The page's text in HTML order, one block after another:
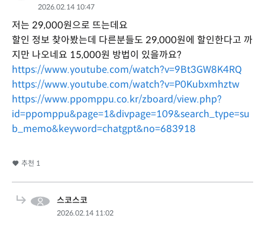
2026.02.14 10:47
저는 29,000원으로 뜨는데요
할인 정보 찾아봤는데 다른분들도 29,000원에 할인한다고 까
지만 나오네요 15,000원 방법이 있을까요?
https://www.youtube.com/watch?v=9Bt3GW8K4RQ
https://www.youtube.com/watch?v=P0Kubxmhztw
https://www.ppomppu.co.kr/zboard/view.php?
id=ppomppu&page=1&divpage=109&search_type=su
b_memo&keyword=chatgpt&no=683918
추천 1
스코스코
2026.02.14 11:02